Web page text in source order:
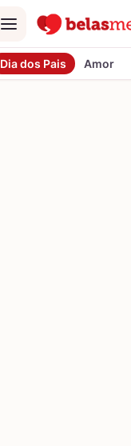
Menu
Dia dos Pais Amor